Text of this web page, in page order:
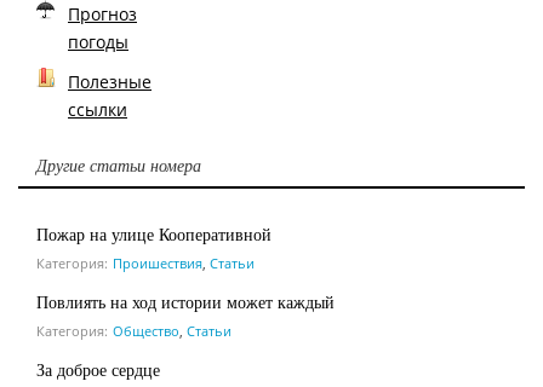
Прогноз
погоды
Полезные
ссылки
Другие статьи номера
Пожар на улице Кооперативной
Категория: Проишествия Статьи
Повлиять на ход истории может каждый
Категория: Общество Статьи
За доброе сердце